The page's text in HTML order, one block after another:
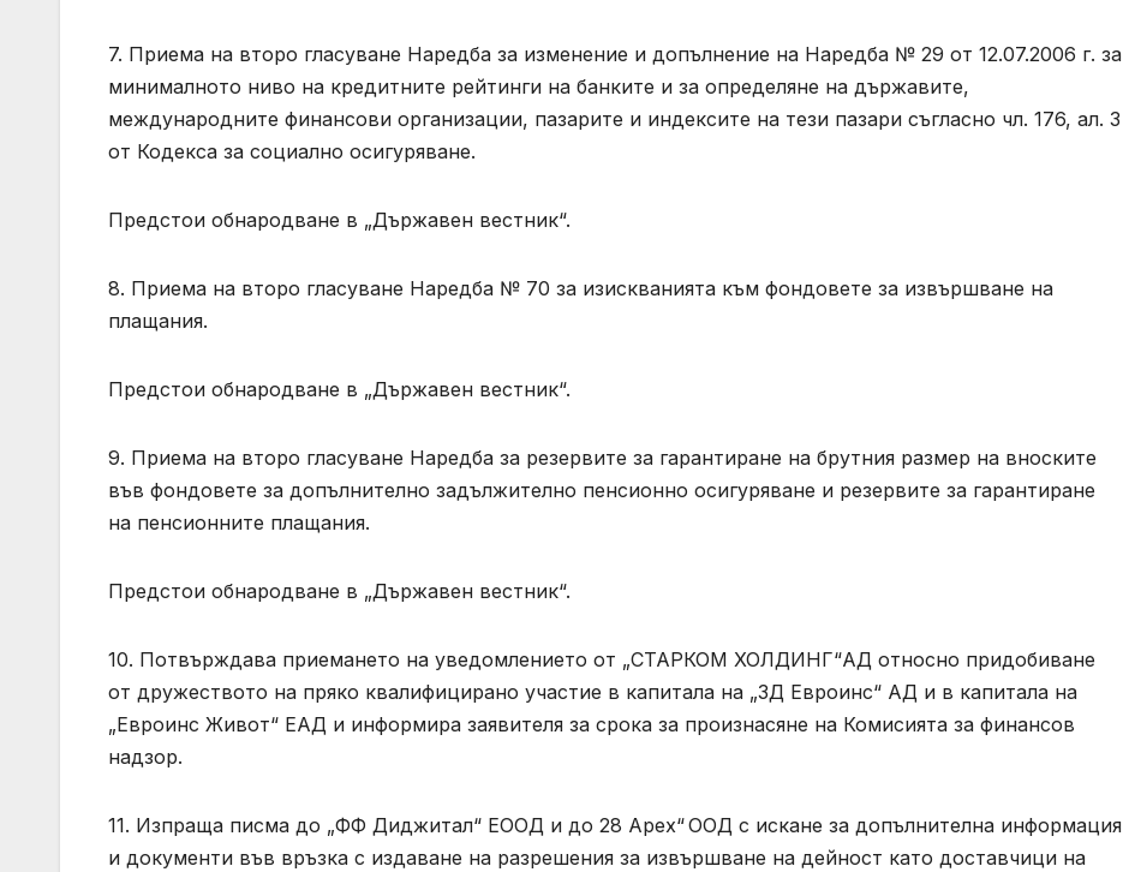
7. Приема на второ гласуване Наредба за изменение и допълнение на Наредба № 29 от 12.07.2006 г. за
минималното ниво на кредитните рейтинги на банките и за определяне на държавите,
международните финансови организации, пазарите и индексите на тези пазари съгласно чл. 176, ал. 3
от Кодекса за социално осигуряване.
Предстои обнародване в „Държавен вестник“.
8. Приема на второ гласуване Наредба № 70 за изискванията към фондовете за извършване на
плащания.
Предстои обнародване в „Държавен вестник“.
9. Приема на второ гласуване Наредба за резервите за гарантиране на брутния размер на вноските
във фондовете за допълнително задължително пенсионно осигуряване и резервите за гарантиране
на пенсионните плащания.
Предстои обнародване в „Държавен вестник“.
10. Потвърждава приемането на уведомлението от „СТАРКОМ ХОЛДИНГ“АД относно придобиване
от дружеството на пряко квалифицирано участие в капитала на „ЗД Евроинс“ АД и в капитала на
„Евроинс Живот“ ЕАД и информира заявителя за срока за произнасяне на Комисията за финансов
надзор.
11. Изпраща писма до „ФФ Диджитал“ ЕООД и до 28 Арех“ ООД с искане за допълнителна информация
и документи във връзка с издаване на разрешения за извършване на дейност като доставчици на